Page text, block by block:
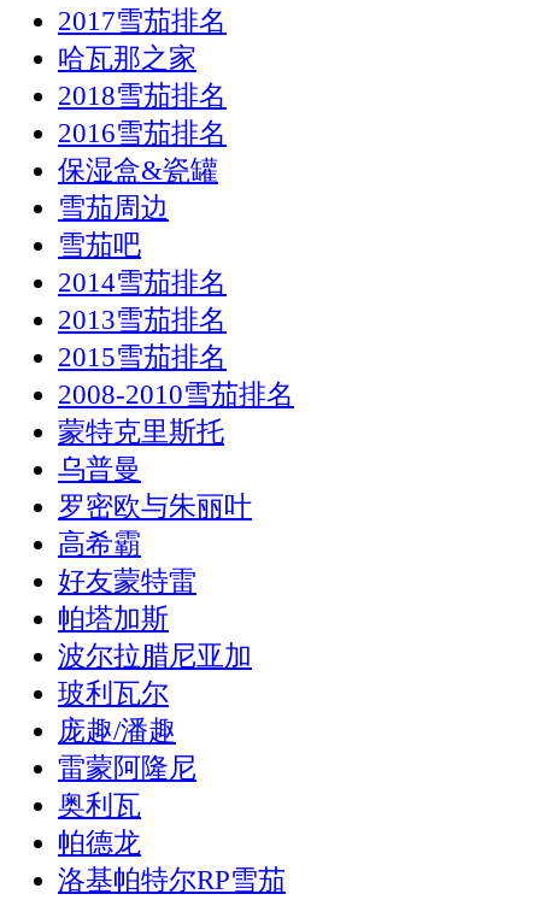
2017雪茄排名
哈瓦那之家
2018雪茄排名
2016雪茄排名
保湿盒&瓷罐
雪茄周边
雪茄吧
2014雪茄排名
2013雪茄排名
2015雪茄排名
2008-2010雪茄排名
蒙特克里斯托
乌普曼
罗密欧与朱丽叶
高希霸
好友蒙特雷
帕塔加斯
波尔拉腊尼亚加
玻利瓦尔
庞趣/潘趣
雷蒙阿隆尼
奥利瓦
帕德龙
洛基帕特尔RP雪茄